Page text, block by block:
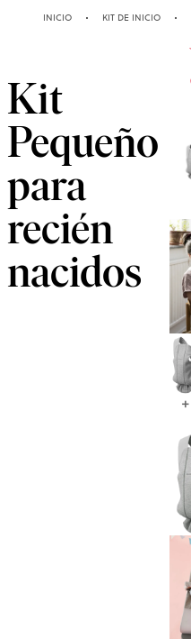
INICIO KIT DE INICIO
Kit
Pequeño
para
recién
nacidos